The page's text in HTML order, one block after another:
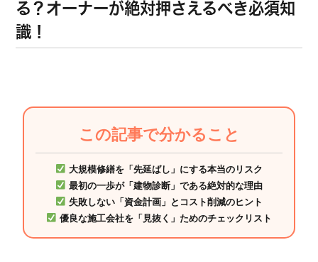
る？オーナーが絶対押さえるべき必須知
識！
この記事で分かること
大規模修繕を「先延ばし」にする本当のリスク
最初の一歩が「建物診断」である絶対的な理由
失敗しない「資金計画」とコスト削減のヒント
優良な施工会社を「見抜く」ためのチェックリスト